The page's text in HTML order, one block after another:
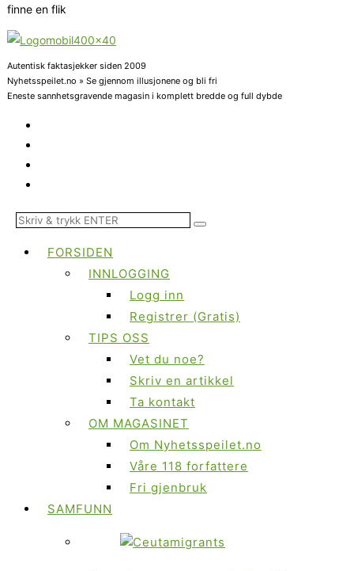
finne en flik
Autentisk faktasjekker siden 2009
Nyhetsspeilet.no » Se gjennom illusjonene og bli fri
Eneste sannhetsgravende magasin i komplett bredde og full dybde
FORSIDEN
INNLOGGING
Logg inn
Registrer (Gratis)
TIPS OSS
Vet du noe?
Skriv en artikkel
Ta kontakt
OM MAGASINET
Om Nyhetsspeilet.no
Våre 118 forfattere
Fri gjenbruk
SAMFUNN